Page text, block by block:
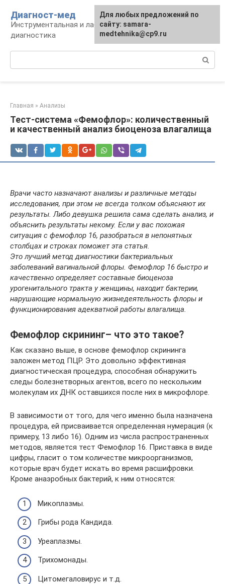
контенту
Диагност-мед
Инструментальная и лабораторная
диагностика
Главная » Анализы
Тест-система «Фемофлор»: количественный
и качественный анализ биоценоза влагалища
Врачи часто назначают анализы и различные методы
исследования, при этом не всегда толком объясняют их
результаты. Либо девушка решила сама сделать анализ, и
объяснить результаты некому. Если у вас похожая
ситуация с фемофлор 16, разобраться в непонятных
столбцах и строках поможет эта статья.
Это лучший метод диагностики бактериальных
заболеваний вагинальной флоры. Фемофлор 16 быстро и
качественно определяет составные биоценоза
урогенитального тракта у женщины, находит бактерии,
нарушающие нормальную жизнедеятельность флоры и
функционирования адекватной работы влагалища.
Фемофлор скрининг– что это такое?
Как сказано выше, в основе фемофлор скрининга
заложен метод ПЦР. Это довольно эффективная
диагностическая процедура, способная обнаружить
следы болезнетворных агентов, всего по нескольким
молекулам их ДНК оставшихся после них в микрофлоре.
В зависимости от того, для чего именно была назначена
процедура, ей присваивается определенная нумерация (к
примеру, 13 либо 16). Одним из числа распространенных
методов, является тест Фемофлор 16. Приставка в виде
цифры, гласит о том количестве микроорганизмов,
которые врач будет искать во время расшифровки.
Кроме анаэробных бактерий, к ним относятся:
Микоплазмы.
Грибы рода Кандида.
Уреаплазмы.
Трихомонады.
Цитомегаловирус и т.д.
Для любых предложений по
сайту: samara-
medtehnika@cp9.ru